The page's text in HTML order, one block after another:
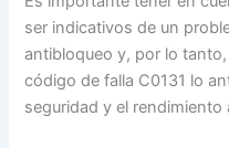
ser indicativos de un
antibloqueo y, por lo
código de falla C0131 lo
seguridad y el rendimiento